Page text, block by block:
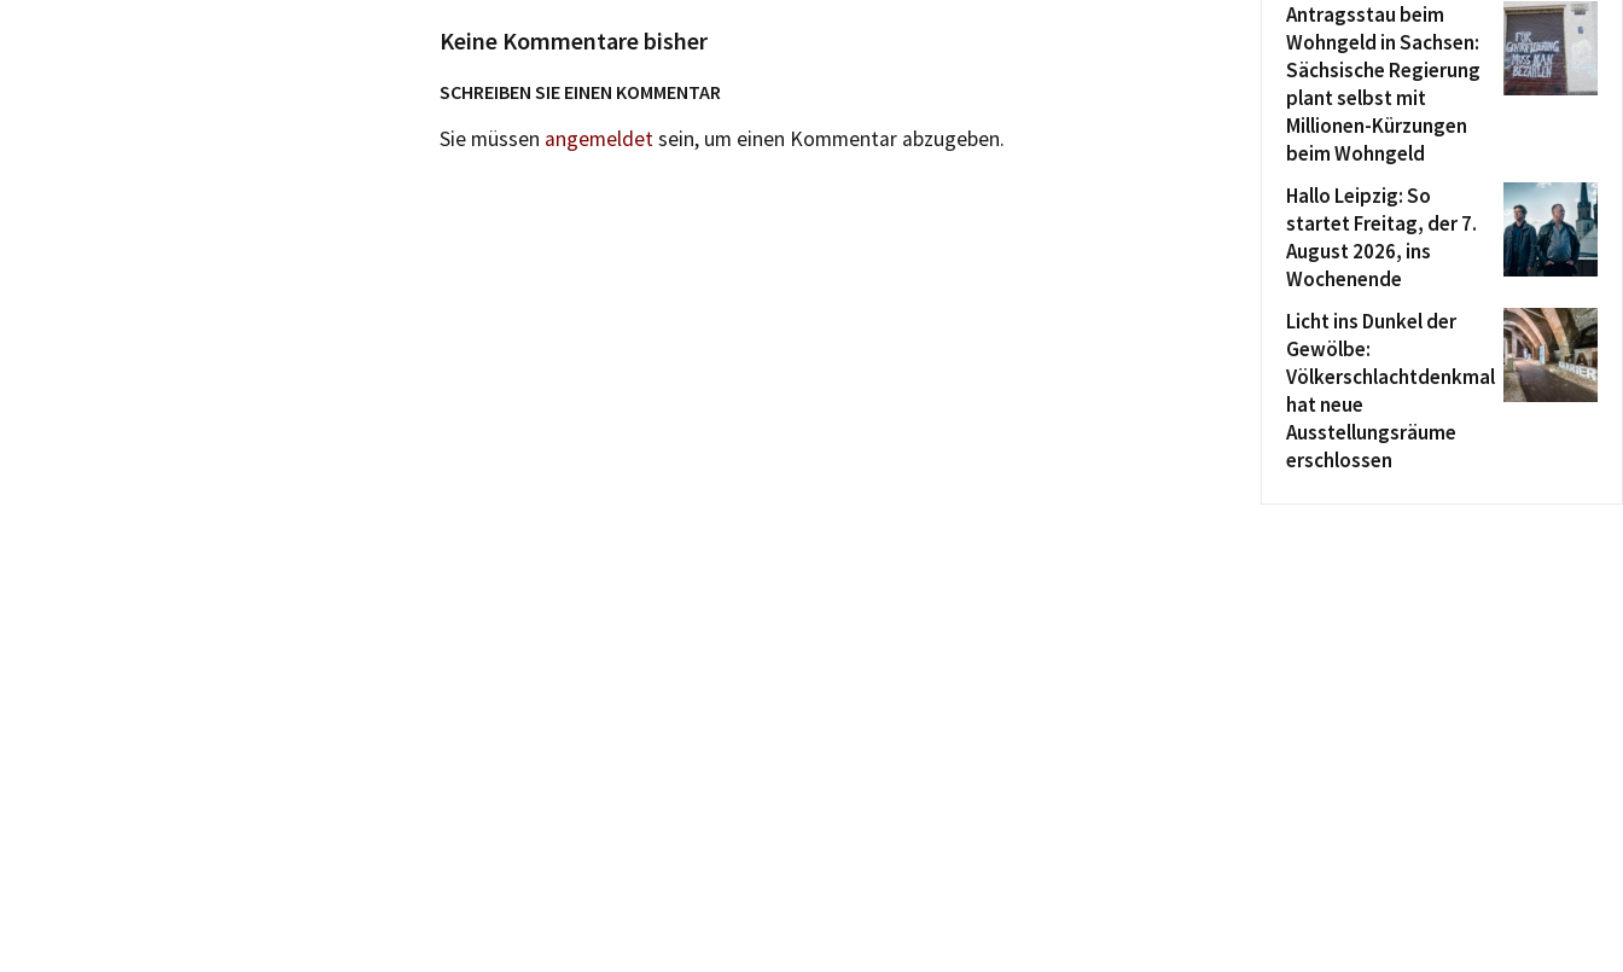
Keine Kommentare bisher
SCHREIBEN SIE EINEN KOMMENTAR
Sie müssen angemeldetsein, um einen Kommentar abzugeben.
Antragsstau beim
Wohngeld in Sachsen:
Sächsische Regierung
plant selbst mit
Millionen-Kürzungen
beim Wohngeld
Hallo Leipzig: So
startet Freitag, der 7.
August 2026, ins
Wochenende
Licht ins Dunkel der
Gewölbe:
Völkerschlachtdenkmal
hat neue
Ausstellungsräume
erschlossen